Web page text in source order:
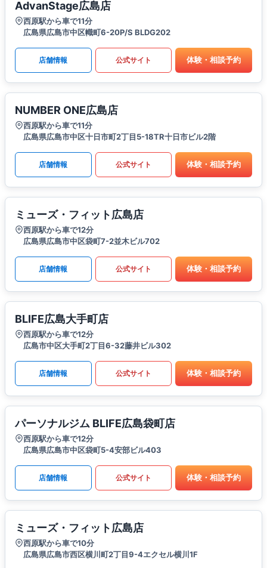
AdvanStage広島店
西原駅から車で11分
広島県広島市中区幟町6-20P/S BLDG202
店舗情報 公式サイト 体験・相談予約
NUMBER ONE広島店
西原駅から車で11分
広島県広島市中区十日市町2丁目5-18TR十日市ビル2階
店舗情報 公式サイト 体験・相談予約
ミューズ・フィット広島店
西原駅から車で12分
広島県広島市中区袋町7-2並木ビル702
店舗情報 公式サイト 体験・相談予約
BLIFE広島大手町店
西原駅から車で12分
広島市中区大手町2丁目6-32藤井ビル302
店舗情報 公式サイト 体験・相談予約
パーソナルジム BLIFE広島袋町店
西原駅から車で12分
広島県広島市中区袋町5-4安部ビル403
店舗情報 公式サイト 体験・相談予約
ミューズ・フィット広島店
西原駅から車で10分
広島県広島市西区横川町2丁目9-4エクセル横川1F